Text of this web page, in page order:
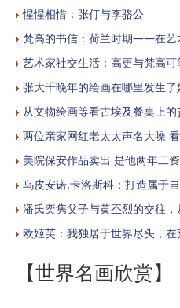
惺惺相惜：张仃与李骆公
梵高的书信：荷兰时期——在艺
艺术家社交生活：高更与梵高
张大千晚年的绘画在哪里发生了
从文物绘画等看古埃及餐桌上
两位亲家网红老太太声名大噪
美院保安作品卖出 是他两年工资
乌皮安诺.卡洛斯科：打造属于
潘氏奕隽父子与黄丕烈的交往
欧姬芙：我独居于世界尽头，在
【世界名画欣赏】